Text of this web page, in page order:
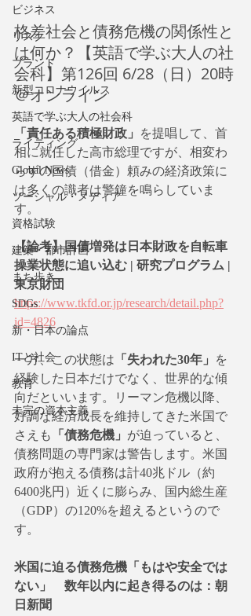
ビジネス
リスク
ブランド
新型コロナウイルス
英語で学ぶ大人の社会科
ライティング
Global News
ソーシャル・メディア
資格試験
建築・都市計画
まち歩き
SDGs
新・日本の論点
ITと社会
教育
未完の資本主義
格差社会と債務危機の関係性と
は何か？【英語で学ぶ大人の社
会科】第126回 6/28（日）20時
＠オンライン
「責任ある積極財政」
を提唱して、首
相に就任した高市総理ですが、相変わ
らずの国債（借金）頼みの経済政策に
は多くの識者は警鐘を鳴らしていま
す。
【論考】国債増発は日本財政を自転車
操業状態に追い込む | 研究プログラム |
東京財団
https://www.tkfd.or.jp/research/detail.php?
id=4826
一方、この状態は 「失われた30年」
を
経験した日本だけでなく、世界的な傾
向だといいます。リーマン危機以降、
好調な経済成長を維持してきた米国で
さえも
「債務危機」 が迫っていると、
債務問題の専門家は警告します。米国
政府が抱える債務は計40兆ドル（約
6400兆円）近くに膨らみ、国内総生産
（GDP）の120%を超えるというので
す。
米国に迫る債務危機「もはや安全では
ない」　数年以内に起き得るのは：朝
日新聞